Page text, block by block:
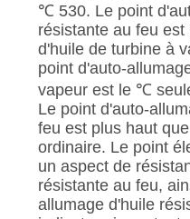
℃ 530. Le point
résistante au feu
d'huile de turbine à
point d'auto-
vapeur est le ℃
Le point d'auto-
feu est plus haut
ordinaire. Le point
un aspect de
résistante au feu,
allumage d'huile